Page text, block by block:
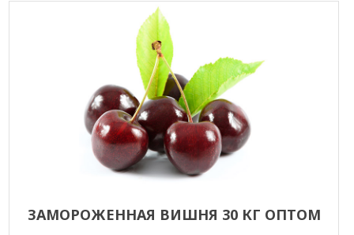
ЗАМОРОЖЕННАЯ ВИШНЯ 30 КГ ОПТОМ